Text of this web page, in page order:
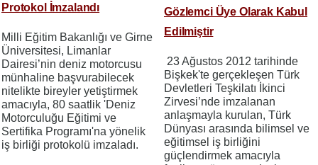
Protokol İmzalandı
Milli Eğitim Bakanlığı ve Girne
Üniversitesi, Limanlar
Dairesi’nin deniz motorcusu
münhaline başvurabilecek
nitelikte bireyler yetiştirmek
amacıyla, 80 saatlik 'Deniz
Motorculuğu Eğitimi ve
Sertifika Programı'na yönelik
iş birliği protokolü imzaladı.
Gözlemci Üye Olarak Kabul
Edilmiştir
23 Ağustos 2012 tarihinde
Bişkek'te gerçekleşen Türk
Devletleri Teşkilatı İkinci
Zirvesi’nde imzalanan
anlaşmayla kurulan, Türk
Dünyası arasında bilimsel ve
eğitimsel iş birliğini
güçlendirmek amacıyla